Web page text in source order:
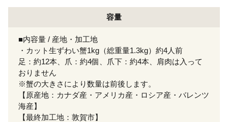
容量
■内容量 / 産地・加工地
・カット生ずわい蟹1kg（総重量1.3kg）約4人前
足：約12本、爪：約4個、爪下：約4本、肩肉は入って
おりません
※蟹の大きさにより数量は前後します。
【原産地：カナダ産・アメリカ産・ロシア産・バレンツ
海産】
【最終加工地：敦賀市】